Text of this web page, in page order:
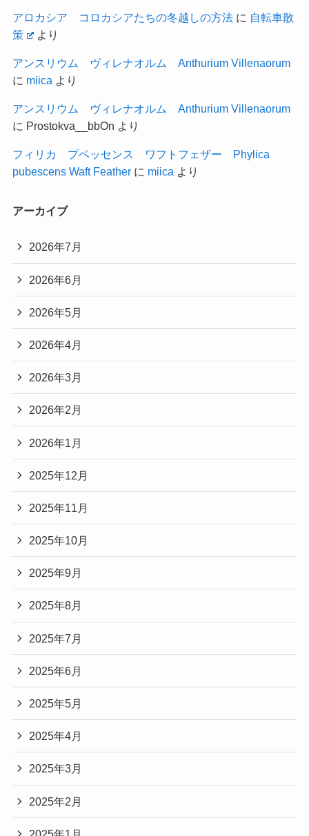
アロカシア コロカシアたちの冬越しの方法に 自転車散
策
より
アンスリウム ヴィレナオルム Anthurium Villenaorum
に miica より
アンスリウム ヴィレナオルム Anthurium Villenaorum
に Prostokva__bbOn より
フィリカ プベッセンス ワフトフェザー Phylica
pubescens Waft Featherに miica より
アーカイブ
2026年7月
2026年6月
2026年5月
2026年4月
2026年3月
2026年2月
2026年1月
2025年12月
2025年11月
2025年10月
2025年9月
2025年8月
2025年7月
2025年6月
2025年5月
2025年4月
2025年3月
2025年2月